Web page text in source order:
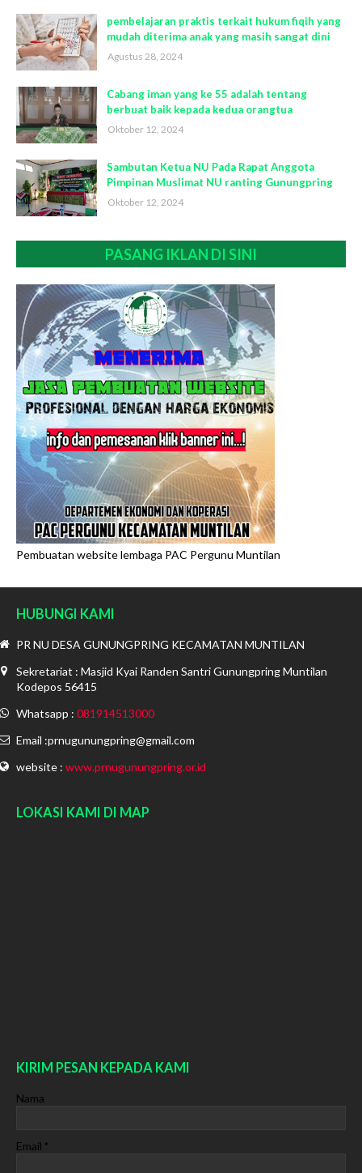
pembelajaran praktis terkait hukum fiqih yang
mudah diterima anak yang masih sangat dini
Agustus 28, 2024
Cabang iman yang ke 55 adalah tentang
berbuat baik kepada kedua orangtua
Oktober 12, 2024
Sambutan Ketua NU Pada Rapat Anggota
Pimpinan Muslimat NU ranting Gunungpring
Oktober 12, 2024
PASANG IKLAN DI SINI
Pembuatan website lembaga PAC Pergunu Muntilan
HUBUNGI KAMI
PR NU DESA GUNUNGPRING KECAMATAN MUNTILAN
Sekretariat : Masjid Kyai Randen Santri Gunungpring Muntilan
Kodepos 56415
Whatsapp : 081914513000
Email :prnugunungpring@gmail.com
website : www.prnugunungpring.or.id
LOKASI KAMI DI MAP
KIRIM PESAN KEPADA KAMI
Nama
Email *